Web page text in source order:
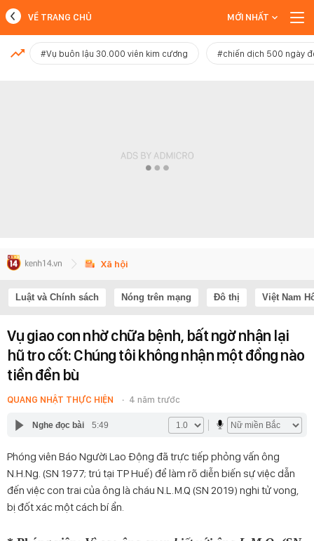
MỚI NHẤT
VỀ TRANG CHỦ MỚI NHẤT
#Vụ buôn lậu 30.000 viên kim cương #chiến dịch 500 ngày
Xã hội
Luật và Chính sách Nóng trên mạng Đô thị Việt Nam
Vụ giao con nhờ chữa bệnh, bất ngờ nhận lại
hũ tro cốt: Chúng tôi không nhận một đồng nào
tiền đền bù
QUANG NHẬT THỰC HIỆN 4 năm trước
Nghe đọc bài 5:49
Phóng viên Báo Người Lao Động đã trực tiếp phỏng vấn ông
N.H.Ng. (SN 1977; trú tại TP Huế) để làm rõ diễn biến sự việc dẫn
đến việc con trai của ông là cháu N.L.M.Q (SN 2019) nghi tử vong,
bị đốt xác một cách bí ẩn.